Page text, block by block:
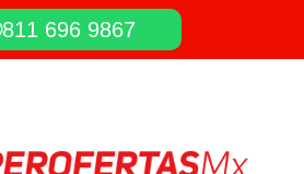
811 696 9867